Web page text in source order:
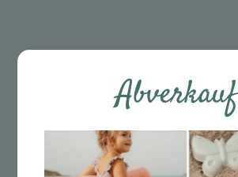
Abverkauf